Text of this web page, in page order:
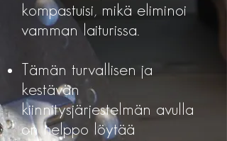
kompastuisi, mikä eliminoi
vamman laiturissa.
Tämän turvallisen ja
kestävän
kiinnitysjärjestelmän avulla
on helppo löytää